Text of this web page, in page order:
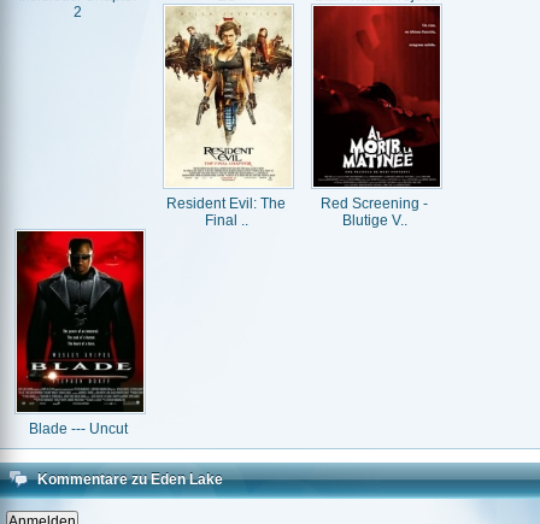
2
Resident Evil: The
Final ..
Red Screening -
Blutige V..
Blade --- Uncut
Kommentare zu Eden Lake